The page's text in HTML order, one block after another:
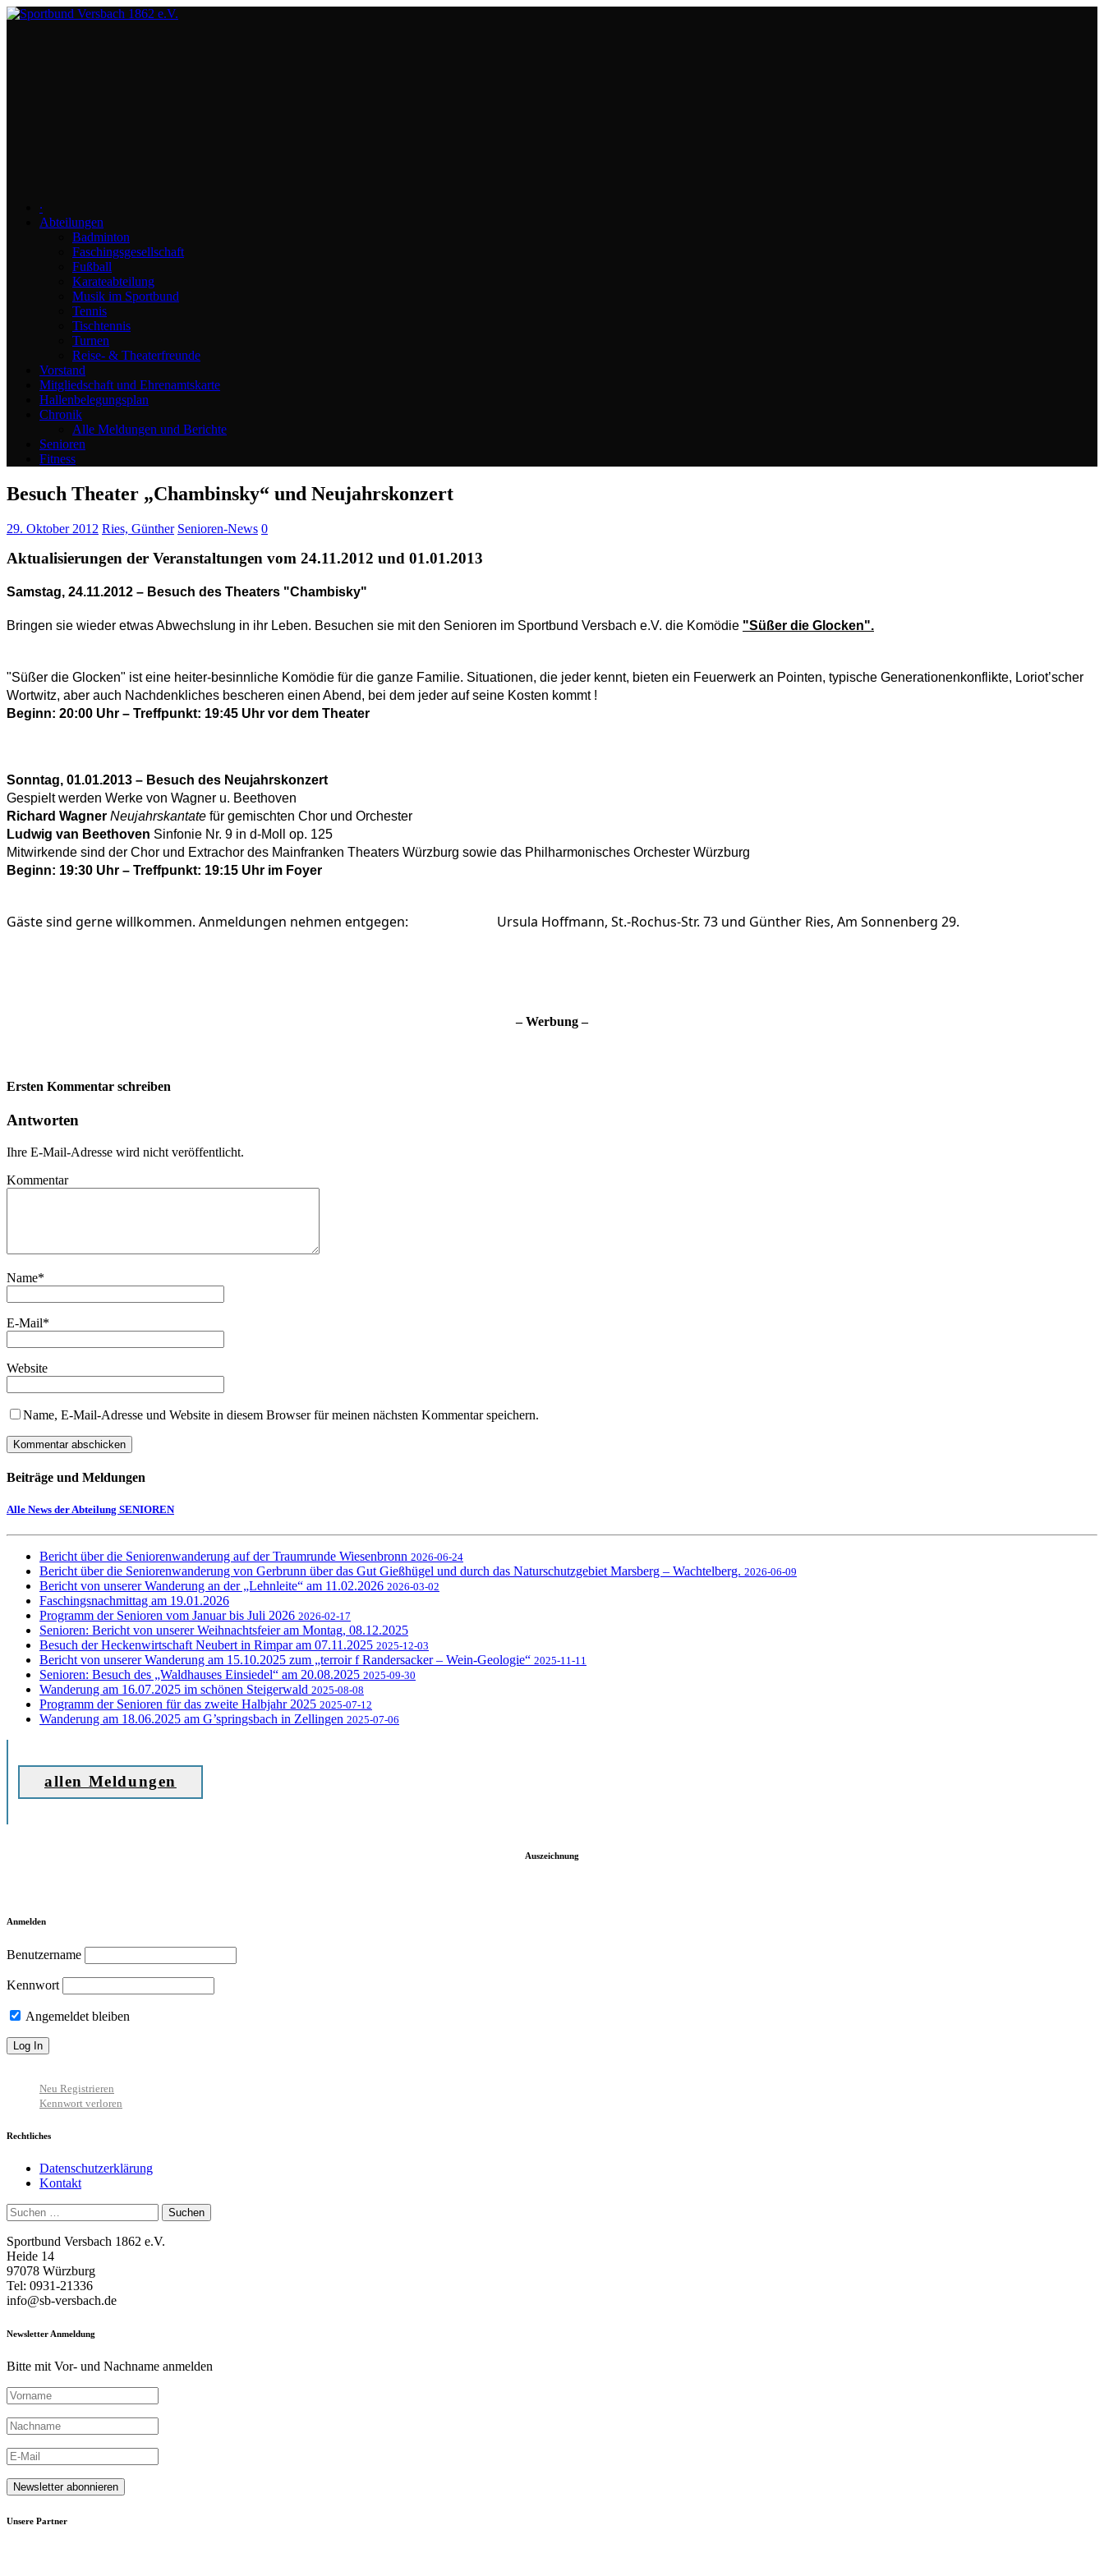
∙
Abteilungen
Badminton
Faschingsgesellschaft
Fußball
Karateabteilung
Musik im Sportbund
Tennis
Tischtennis
Turnen
Reise- & Theaterfreunde
Vorstand
Mitgliedschaft und Ehrenamtskarte
Hallenbelegungsplan
Chronik
Alle Meldungen und Berichte
Senioren
Fitness
Besuch Theater „Chambinsky“ und Neujahrskonzert
29. Oktober 2012 Ries, Günther Senioren-News 0
Aktualisierungen der Veranstaltungen vom 24.11.2012 und 01.01.2013
Samstag, 24.11.2012 – Besuch des Theaters "Chambisky"
Bringen sie wieder etwas Abwechslung in ihr Leben. Besuchen sie mit den Senioren im Sportbund Versbach e.V. die Komödie "Süßer die Glocken".
"Süßer die Glocken" ist eine heiter-besinnliche Komödie für die ganze Familie. Situationen, die jeder kennt, bieten ein Feuerwerk an Pointen, typische Generationenkonflikte, Loriot’scher
Wortwitz, aber auch Nachdenkliches bescheren einen Abend, bei dem jeder auf seine Kosten kommt !
Beginn: 20:00 Uhr – Treffpunkt: 19:45 Uhr vor dem Theater
Sonntag, 01.01.2013 – Besuch des Neujahrskonzert
Gespielt werden Werke von Wagner u. Beethoven
Richard Wagner Neujahrskantate für gemischten Chor und Orchester
Ludwig van Beethoven Sinfonie Nr. 9 in d-Moll op. 125
Mitwirkende sind der Chor und Extrachor des Mainfranken Theaters Würzburg sowie das Philharmonisches Orchester Würzburg
Beginn: 19:30 Uhr – Treffpunkt: 19:15 Uhr im Foyer
Gäste sind gerne willkommen. Anmeldungen nehmen entgegen: Ursula Hoffmann, St.-Rochus-Str. 73 und Günther Ries, Am Sonnenberg 29.
– Werbung –
Ersten Kommentar schreiben
Antworten
Ihre E-Mail-Adresse wird nicht veröffentlicht.
Kommentar
Name*
E-Mail*
Website
Name, E-Mail-Adresse und Website in diesem Browser für meinen nächsten Kommentar speichern.
Beiträge und Meldungen
Alle News der Abteilung SENIOREN
Bericht über die Seniorenwanderung auf der Traumrunde Wiesenbronn 2026-06-24
Bericht über die Seniorenwanderung von Gerbrunn über das Gut Gießhügel und durch das Naturschutzgebiet Marsberg – Wachtelberg. 2026-06-09
Bericht von unserer Wanderung an der „Lehnleite“ am 11.02.2026 2026-03-02
Faschingsnachmittag am 19.01.2026
Programm der Senioren vom Januar bis Juli 2026 2026-02-17
Senioren: Bericht von unserer Weihnachtsfeier am Montag, 08.12.2025
Besuch der Heckenwirtschaft Neubert in Rimpar am 07.11.2025 2025-12-03
Bericht von unserer Wanderung am 15.10.2025 zum „terroir f Randersacker – Wein-Geologie“ 2025-11-11
Senioren: Besuch des „Waldhauses Einsiedel“ am 20.08.2025 2025-09-30
Wanderung am 16.07.2025 im schönen Steigerwald 2025-08-08
Programm der Senioren für das zweite Halbjahr 2025 2025-07-12
Wanderung am 18.06.2025 am G’springsbach in Zellingen 2025-07-06
allen Meldungen
Auszeichnung
Anmelden
Benutzername
Kennwort
Angemeldet bleiben
Neu Registrieren
Kennwort verloren
Rechtliches
Datenschutzerklärung
Kontakt
Suchen
nach:
Sportbund Versbach 1862 e.V.
Heide 14
97078 Würzburg
Tel: 0931-21336
info@sb-versbach.de
Newsletter Anmeldung
Bitte mit Vor- und Nachname anmelden
Unsere Partner